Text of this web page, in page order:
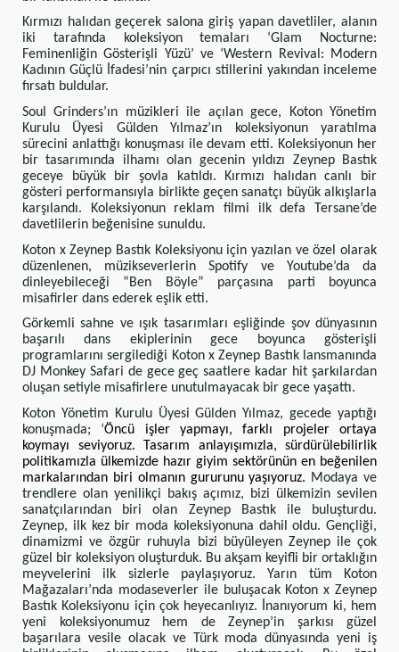
Kırmızı halıdan geçerek salona giriş yapan davetliler, alanın
iki tarafında koleksiyon temaları ‘Glam Nocturne:
Feminenliğin Gösterişli Yüzü’ ve ‘Western Revival: Modern
Kadının Güçlü İfadesi’nin çarpıcı stillerini yakından inceleme
fırsatı buldular.
Soul Grinders’ın müzikleri ile açılan gece, Koton Yönetim
Kurulu Üyesi Gülden Yılmaz’ın koleksiyonun yaratılma
sürecini anlattığı konuşması ile devam etti. Koleksiyonun her
bir tasarımında ilhamı olan gecenin yıldızı Zeynep Bastık
geceye büyük bir şovla katıldı. Kırmızı halıdan canlı bir
gösteri performansıyla birlikte geçen sanatçı büyük alkışlarla
karşılandı. Koleksiyonun reklam filmi ilk defa Tersane’de
davetlilerin beğenisine sunuldu.
Koton x Zeynep Bastık Koleksiyonu için yazılan ve özel olarak
düzenlenen, müzikseverlerin Spotify ve Youtube’da da
dinleyebileceği “Ben Böyle” parçasına parti boyunca
misafirler dans ederek eşlik etti.
Görkemli sahne ve ışık tasarımları eşliğinde şov dünyasının
başarılı dans ekiplerinin gece boyunca gösterişli
programlarını sergilediği Koton x Zeynep Bastık lansmanında
DJ Monkey Safari de gece geç saatlere kadar hit şarkılardan
oluşan setiyle misafirlere unutulmayacak bir gece yaşattı.
Koton Yönetim Kurulu Üyesi Gülden Yılmaz, gecede yaptığı
konuşmada; ‘Öncü işler yapmayı, farklı projeler ortaya
koymayı seviyoruz. Tasarım anlayışımızla, sürdürülebilirlik
politikamızla ülkemizde hazır giyim sektörünün en beğenilen
markalarından biri olmanın gururunu yaşıyoruz. Modaya ve
trendlere olan yenilikçi bakış açımız, bizi ülkemizin sevilen
sanatçılarından biri olan Zeynep Bastık ile buluşturdu.
Zeynep, ilk kez bir moda koleksiyonuna dahil oldu. Gençliği,
dinamizmi ve özgür ruhuyla bizi büyüleyen Zeynep ile çok
güzel bir koleksiyon oluşturduk. Bu akşam keyifli bir ortaklığın
meyvelerini ilk sizlerle paylaşıyoruz. Yarın tüm Koton
Mağazaları’nda modaseverler ile buluşacak Koton x Zeynep
Bastık Koleksiyonu için çok heyecanlıyız. İnanıyorum ki, hem
yeni koleksiyonumuz hem de Zeynep’in şarkısı güzel
başarılara vesile olacak ve Türk moda dünyasında yeni iş